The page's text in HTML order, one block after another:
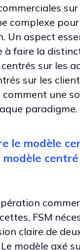
complexe
Un aspect
à faire la
sur les
sur les
une
paradigme.
le modèle
centré
FSM
claire de
modèle axé